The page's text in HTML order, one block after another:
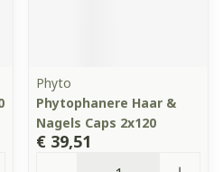
Phyto
Phytophanere Haar &
Nagels Caps 2x120
€ 39,51